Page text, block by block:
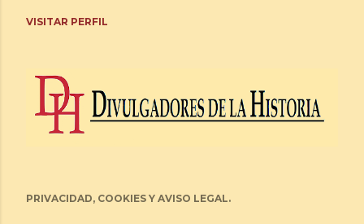
VISITAR PERFIL
PRIVACIDAD, COOKIES Y AVISO LEGAL.